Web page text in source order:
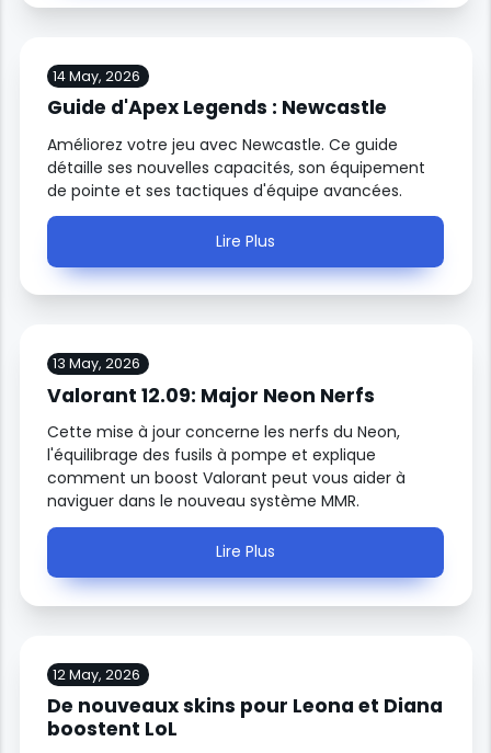
14 May, 2026
Guide d'Apex Legends : Newcastle
Améliorez votre jeu avec Newcastle. Ce guide
détaille ses nouvelles capacités, son équipement
de pointe et ses tactiques d'équipe avancées.
Lire Plus
13 May, 2026
Valorant 12.09: Major Neon Nerfs
Cette mise à jour concerne les nerfs du Neon,
l'équilibrage des fusils à pompe et explique
comment un boost Valorant peut vous aider à
naviguer dans le nouveau système MMR.
Lire Plus
12 May, 2026
De nouveaux skins pour Leona et Diana
boostent LoL